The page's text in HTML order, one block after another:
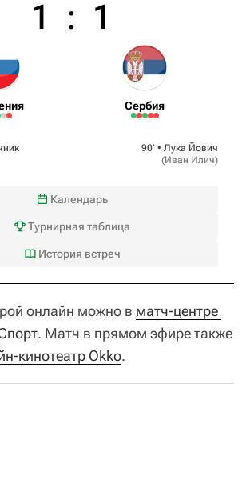
1 : 1
Сербия
90‎’‎ • Лука Йович
(Иван Илич)
Календарь
Турнирная таблица
История встреч
онлайн можно в матч-центре
. Матч в прямом эфире также
кинотеатр Okko.